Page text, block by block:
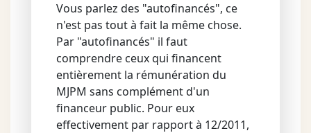
Vous parlez des "autofinancés", ce
n'est pas tout à fait la même chose.
Par "autofinancés" il faut
comprendre ceux qui financent
entièrement la rémunération du
MJPM sans complément d'un
financeur public. Pour eux
effectivement par rapport à 12/2011,